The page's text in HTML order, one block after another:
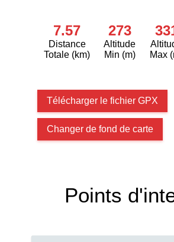
7.57
Distance
Totale (km)
273
Altitude
Min (m)
Max
Télécharger le fichier GPX
Changer de fond de carte
Points